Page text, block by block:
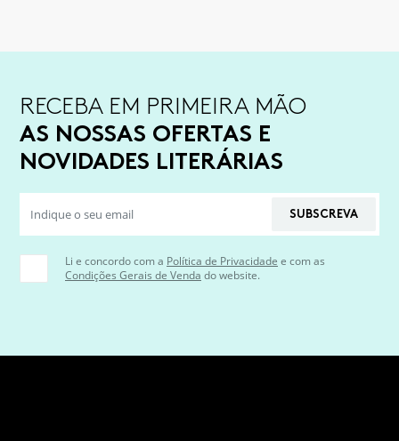
RECEBA EM PRIMEIRA MÃO
AS NOSSAS OFERTAS E
NOVIDADES LITERÁRIAS
SUBSCREVA
Li e concordo com a Política de Privacidade e com as
Condições Gerais de Venda do website.